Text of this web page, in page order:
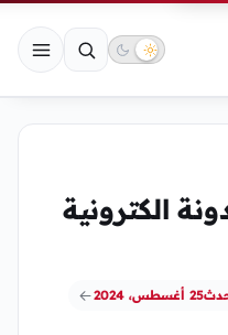
الكترونية
25 أغسطس، 2024